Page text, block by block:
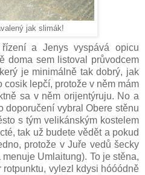
jak slimák!
a Jenys vyspává opicu
doma sem listoval průvodcem
je minimálně tak dobrý, jak
lepčí, protože v něm mám
sa v něm orijentýruju. No a
doporučení vybral Obere stěnu
s tým velikánským kostelem
tak už budete vědět a pokud
protože v Juře vedů šecky
Umlaitung). To je stěna,
rotpunktu, vylezl kdysi hóóódně